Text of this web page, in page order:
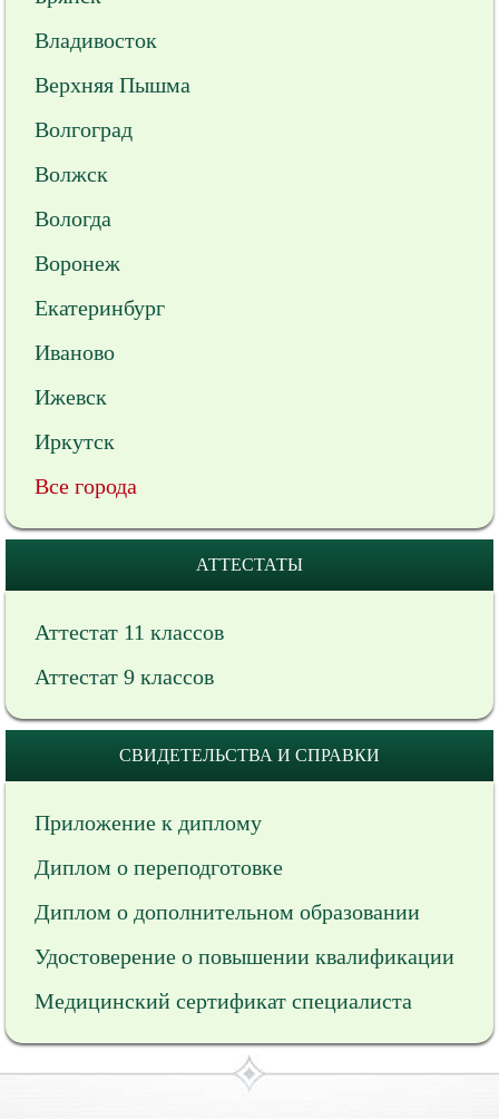
Владивосток
Верхняя Пышма
Волгоград
Волжск
Вологда
Воронеж
Екатеринбург
Иваново
Ижевск
Иркутск
Все города
АТТЕСТАТЫ
Аттестат 11 классов
Аттестат 9 классов
СВИДЕТЕЛЬСТВА И СПРАВКИ
Приложение к диплому
Диплом о переподготовке
Диплом о дополнительном образовании
Удостоверение о повышении квалификации
Медицинский сертификат специалиста